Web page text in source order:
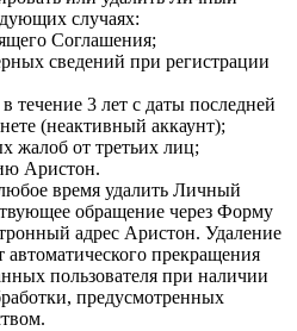
случаях:
Соглашения;
сведений при регистрации
течение 3 лет с даты последней
(неактивный аккаунт);
жалоб от третьих лиц;
Аристон.
время удалить Личный
обращение через Форму
адрес Аристон. Удаление
автоматического прекращения
пользователя при наличии
предусмотренных